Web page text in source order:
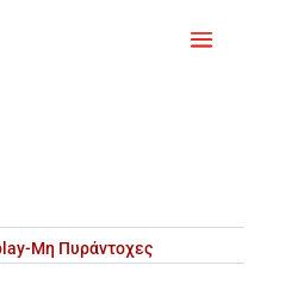
Μη Πυράντοχες